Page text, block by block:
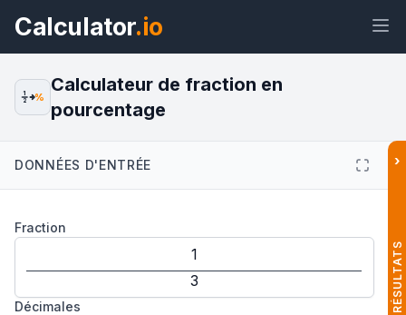
Calculator.io
1
2
%
Calculateur de fraction en
pourcentage
DONNÉES D'ENTRÉE
Fraction
Décimales
›
RÉSULTATS